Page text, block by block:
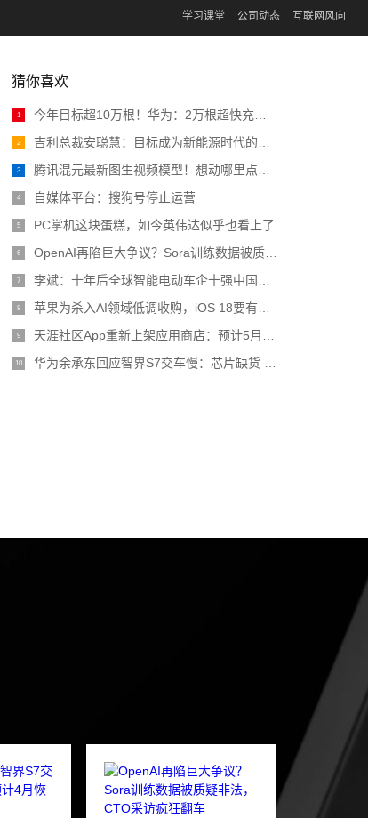
学习课堂 公司动态 互联网风向
猜你喜欢
1 今年目标超10万根！华为：2万根超快充充电桩投入运营
2 吉利总裁安聪慧：目标成为新能源时代的大众汽车
3 腾讯混元最新图生视频模型！想动哪里点哪里，诸葛青睁眼原来长这样 | 开源
4 自媒体平台：搜狗号停止运营
5 PC掌机这块蛋糕，如今英伟达似乎也看上了
6 OpenAI再陷巨大争议？Sora训练数据被质疑非法，CTO采访疯狂翻车
7 李斌：十年后全球智能电动车企十强中国占一半 比亚迪、吉利已预订席位
8 苹果为杀入AI领域低调收购，iOS 18要有大动作
9 天涯社区App重新上架应用商店：预计5月1日前恢复访问
10 华为余承东回应智界S7交车慢：芯片缺货 预计4月恢复正常